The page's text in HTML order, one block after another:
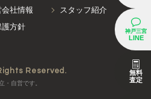
神戸三宮
LINE
無料
査定
会社情報
スタッフ紹介
護方針
Reserved.
・自営です。